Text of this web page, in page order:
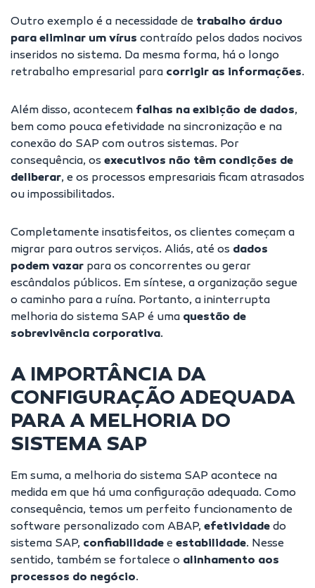
Outro exemplo é a necessidade de trabalho árduo
para eliminar um vírus contraído pelos dados nocivos
inseridos no sistema. Da mesma forma, há o longo
retrabalho empresarial para corrigir as informações.
Além disso, acontecem falhas na exibição de dados,
bem como pouca efetividade na sincronização e na
conexão do SAP com outros sistemas. Por
consequência, os executivos não têm condições de
deliberar, e os processos empresariais ficam atrasados
ou impossibilitados.
Completamente insatisfeitos, os clientes começam a
migrar para outros serviços. Aliás, até os dados
podem vazar para os concorrentes ou gerar
escândalos públicos. Em síntese, a organização segue
o caminho para a ruína. Portanto, a ininterrupta
melhoria do sistema SAP é uma questão de
sobrevivência corporativa.
A IMPORTÂNCIA DA
CONFIGURAÇÃO ADEQUADA
PARA A MELHORIA DO
SISTEMA SAP
Em suma, a melhoria do sistema SAP acontece na
medida em que há uma configuração adequada. Como
consequência, temos um perfeito funcionamento de
software personalizado com ABAP, efetividade do
sistema SAP, confiabilidade e estabilidade. Nesse
sentido, também se fortalece o alinhamento aos
processos do negócio.